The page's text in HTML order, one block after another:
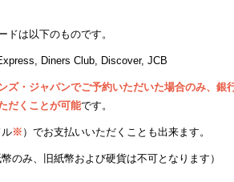
ドは以下のものです。
Diners Club, Discover, JCB
ズ・ジャパンでご予約いただいた場合のみ、銀
だくことが可能です。
※ ）でお支払いいただくことも出来ます。
のみ、旧紙幣および硬貨は不可となります）